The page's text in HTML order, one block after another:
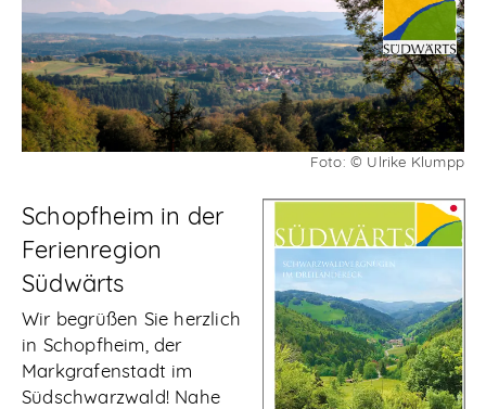
Abonnieren
Foto: © Ulrike Klumpp
Schopfheim in der
Ferienregion
Südwärts
Wir begrüßen Sie herzlich
in Schopfheim, der
Markgrafenstadt im
Südschwarzwald! Nahe